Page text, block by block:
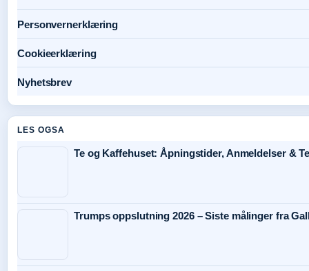
Personvernerklæring
Cookieerklæring
Nyhetsbrev
LES OGSA
Te og Kaffehuset: Åpningstider, Anmeldelser &
Trumps oppslutning 2026 – Siste målinger fra